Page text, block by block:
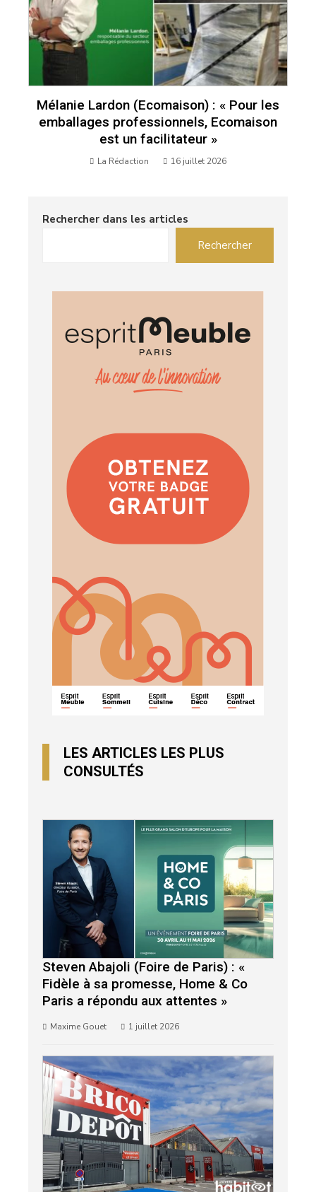
Mélanie Lardon (Ecomaison) : « Pour les
emballages professionnels, Ecomaison
est un facilitateur »
La Rédaction 16 juillet 2026
Rechercher dans les articles
Rechercher
LES ARTICLES LES PLUS
CONSULTÉS
Steven Abajoli (Foire de Paris) : «
Fidèle à sa promesse, Home & Co
Paris a répondu aux attentes »
Maxime Gouet 1 juillet 2026